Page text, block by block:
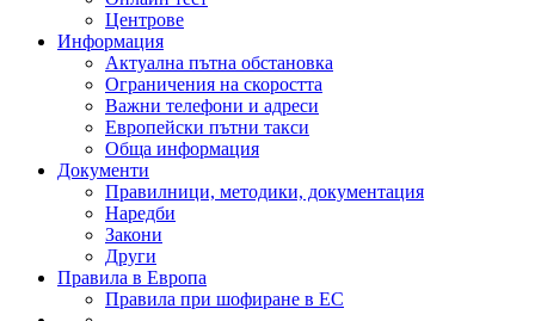
Центрове
Информация
Актуална пътна обстановка
Ограничения на скоростта
Важни телефони и адреси
Европейски пътни такси
Обща информация
Документи
Правилници, методики, документация
Наредби
Закони
Други
Правила в Европа
Правила при шофиране в ЕС